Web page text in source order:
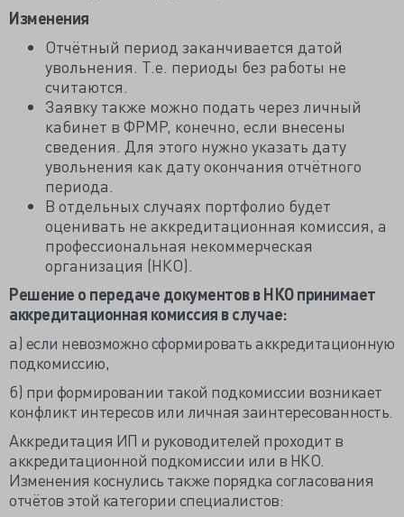
Изменения
Отчётный период заканчивается датой
увольнения. Т.е. периоды без работы не
считаются.
Заявку также можно подать через личный
кабинет в ФРМР, конечно, если внесены
сведения. Для этого нужно указать дату
увольнения как дату окончания отчётного
периода.
В отдельных случаях портфолио будет
оценивать не аккредитационная комиссия, а
профессиональная некоммерческая
организация (НКО).
Решение о передаче документов в НКО принимает
аккредитационная комиссия в случае:
а) если невозможно сформировать аккредитационную
подкомиссию,
б) при формировании такой подкомиссии возникает
конфликт интересов или личная заинтересованность.
Аккредитация ИП и руководителей проходит в
аккредитационной подкомиссии или в НКО.
Изменения коснулись также порядка согласования
отчётов этой категории специалистов: